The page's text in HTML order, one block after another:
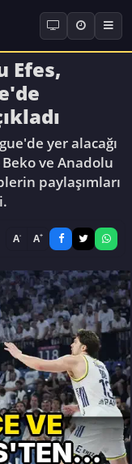
Efes,
yer alacağı
ve Anadolu
paylaşımları
A- A+